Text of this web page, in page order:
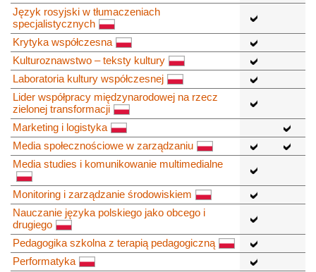
Język rosyjski w tłumaczeniach
specjalistycznych
Krytyka współczesna
Kulturoznawstwo – teksty kultury
Laboratoria kultury współczesnej
Lider współpracy międzynarodowej na rzecz
zielonej transformacji
Marketing i logistyka
Media społecznościowe w zarządzaniu
Media studies i komunikowanie multimedialne
Monitoring i zarządzanie środowiskiem
Nauczanie języka polskiego jako obcego i
drugiego
Pedagogika szkolna z terapią pedagogiczną
Performatyka